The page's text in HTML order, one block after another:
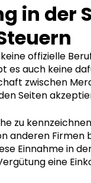
in der
offizielle
es auch keine
zwischen
Seiten
zu
anderen
Einnahme in
eine